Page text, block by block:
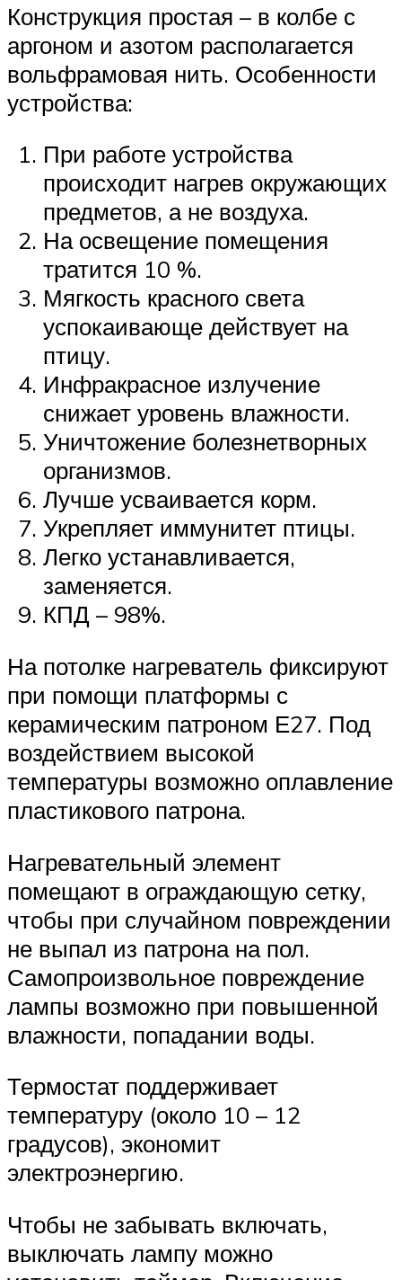
Конструкция простая – в колбе с
аргоном и азотом располагается
вольфрамовая нить. Особенности
устройства:
При работе устройства
происходит нагрев окружающих
предметов, а не воздуха.
На освещение помещения
тратится 10 %.
Мягкость красного света
успокаивающе действует на
птицу.
Инфракрасное излучение
снижает уровень влажности.
Уничтожение болезнетворных
организмов.
Лучше усваивается корм.
Укрепляет иммунитет птицы.
Легко устанавливается,
заменяется.
КПД – 98%.
На потолке нагреватель фиксируют
при помощи платформы с
керамическим патроном Е27. Под
воздействием высокой
температуры возможно оплавление
пластикового патрона.
Нагревательный элемент
помещают в ограждающую сетку,
чтобы при случайном повреждении
не выпал из патрона на пол.
Самопроизвольное повреждение
лампы возможно при повышенной
влажности, попадании воды.
Термостат поддерживает
температуру (около 10 – 12
градусов), экономит
электроэнергию.
Чтобы не забывать включать,
выключать лампу можно